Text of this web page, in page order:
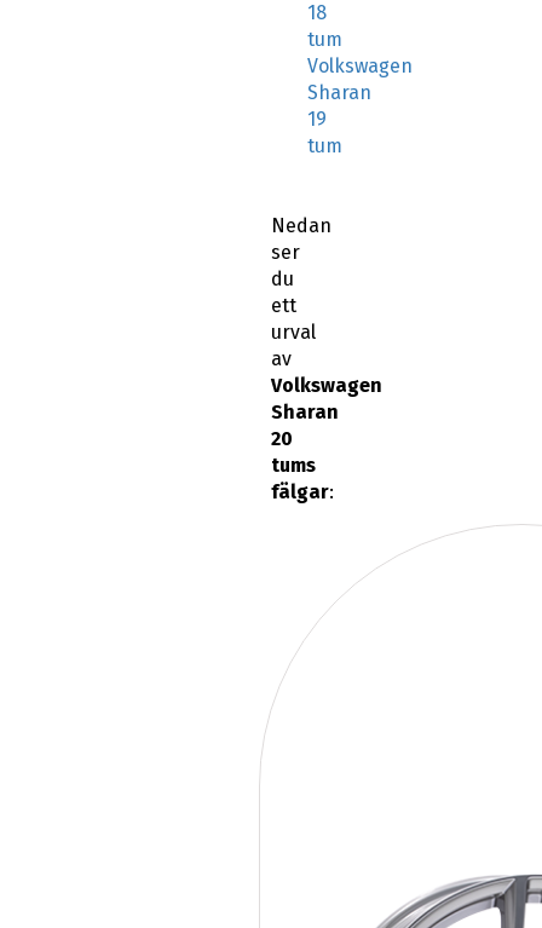
18
tum
Volkswagen
Sharan
19
tum
Nedan
ser
du
ett
urval
av
Volkswagen
Sharan
20
tums
fälgar: